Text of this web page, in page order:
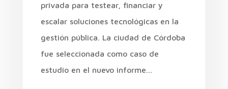
privada para testear, financiar y
escalar soluciones tecnológicas en la
gestión pública. La ciudad de Córdoba
fue seleccionada como caso de
estudio en el nuevo informe...